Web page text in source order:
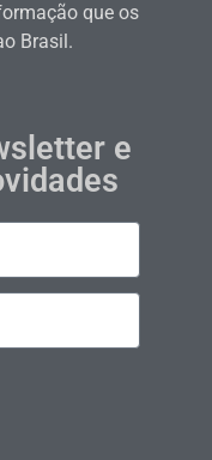
que os
Brasil.
e